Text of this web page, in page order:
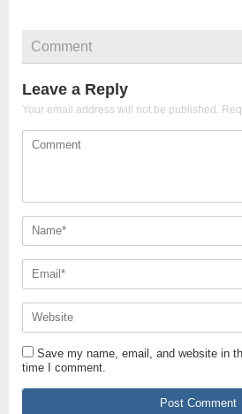
Comment
Leave a Reply
Your email address will not be published.
Save my name, email, and website in
time I comment.